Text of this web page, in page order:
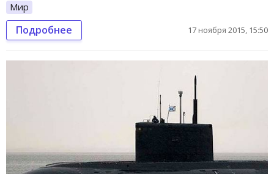
Мир
Подробнее 17 ноября 2015, 15:50